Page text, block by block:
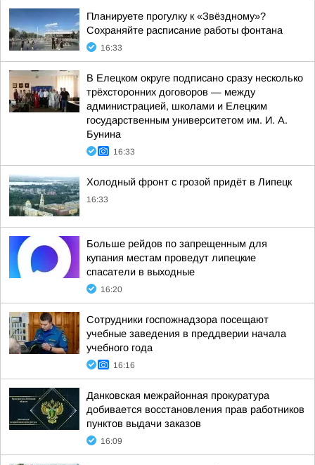
Планируете прогулку к «Звёздному»?
Сохраняйте расписание работы фонтана
16:33
В Елецком округе подписано сразу несколько
трёхсторонних договоров — между
администрацией, школами и Елецким
государственным университетом им. И. А.
Бунина
16:33
Холодный фронт с грозой придёт в Липецк
16:33
Больше рейдов по запрещенным для
купания местам проведут липецкие
спасатели в выходные
16:20
Сотрудники госпожнадзора посещают
учебные заведения в преддверии начала
учебного года
16:16
Данковская межрайонная прокуратура
добивается восстановления прав работников
пунктов выдачи заказов
16:09